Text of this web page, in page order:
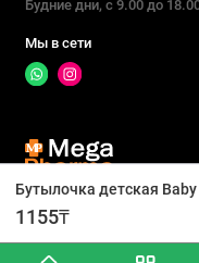
1155₸
Будние дни, с 9.00 до
Мы в сети
Производство, импорт,
назначения, детской